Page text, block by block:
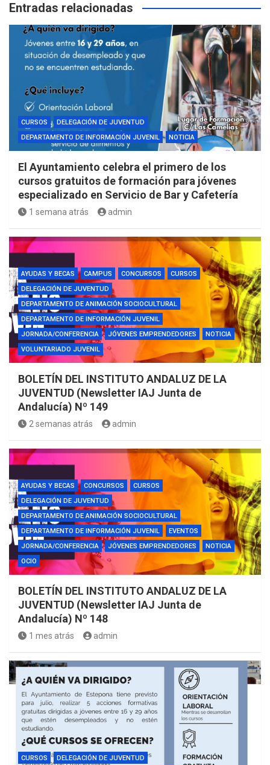
Entradas relacionadas
CURSOS
DELEGACIÓN DE JUVENTUD
DEPARTAMENTO DE INFORMACIÓN JUVENIL
NOTICIA
El Ayuntamiento celebra el primero de los
cursos gratuitos de formación para jóvenes
especializado en Servicio de Bar y Cafetería
1 semana atrás admin
AYUDAS Y BECAS CAMPUS CONCURSOS
CURSOS
DELEGACIÓN DE JUVENTUD
DEPARTAMENTO DE ANIMACIÓN SOCIOCULTURAL
DEPARTAMENTO DE INFORMACIÓN JUVENIL
JORNADA/CONFERENCIA
JÓVENES EMPRENDEDORES
NOTICIA
VOLUNTARIADO JUVENIL
BOLETÍN DEL INSTITUTO ANDALUZ DE LA
JUVENTUD (Newsletter IAJ Junta de
Andalucía) Nº 149
2 semanas atrás admin
AYUDAS Y BECAS CONCURSOS
CURSOS
DELEGACIÓN DE JUVENTUD
DEPARTAMENTO DE ANIMACIÓN SOCIOCULTURAL
DEPARTAMENTO DE INFORMACIÓN JUVENIL
EVENTOS
JORNADA/CONFERENCIA
JÓVENES EMPRENDEDORES
NOTICIA
OCIO
BOLETÍN DEL INSTITUTO ANDALUZ DE LA
JUVENTUD (Newsletter IAJ Junta de
Andalucía) Nº 148
1 mes atrás admin
CURSOS
DELEGACIÓN DE JUVENTUD